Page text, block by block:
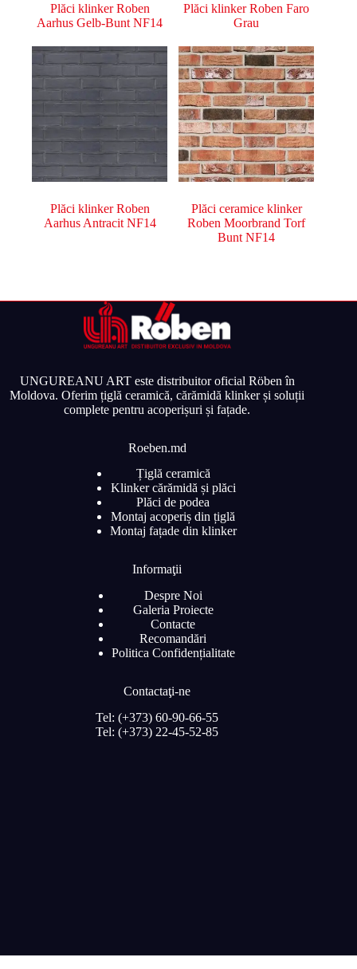
Plăci klinker Roben
Aarhus Gelb-Bunt NF14
Plăci klinker Roben Faro
Grau
Plăci klinker Roben
Aarhus Antracit NF14
Plăci ceramice klinker
Roben Moorbrand Torf
Bunt NF14
UNGUREANU ART este distribuitor oficial Röben în
Moldova. Oferim țiglă ceramică, cărămidă klinker și soluții
complete pentru acoperișuri și fațade.
Roeben.md
Țiglă ceramică
Klinker cărămidă și plăci
Plăci de podea
Montaj acoperiș din țiglă
Montaj fațade din klinker
Informaţii
Despre Noi
Galeria Proiecte
Contacte
Recomandări
Politica Confidențialitate
Contactaţi-ne
Tel: (+373) 60-90-66-55
Tel: (+373) 22-45-52-85